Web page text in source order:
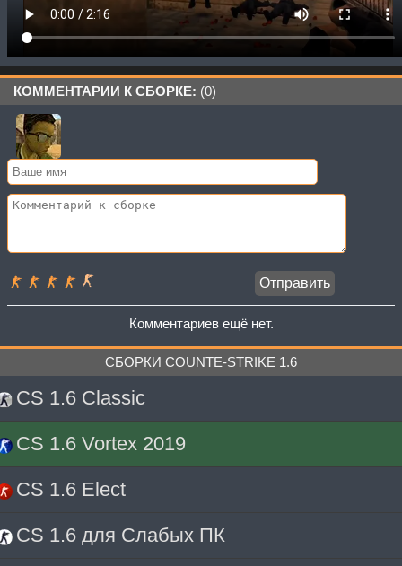
КОММЕНТАРИИ К СБОРКЕ: (0)
Комментариев ещё нет.
СБОРКИ COUNTE-STRIKE 1.6
CS 1.6 Classic
CS 1.6 Vortex 2019
CS 1.6 Elect
CS 1.6 для Слабых ПК